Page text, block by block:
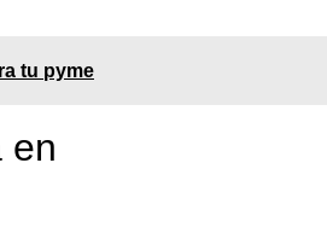
tu pyme
en